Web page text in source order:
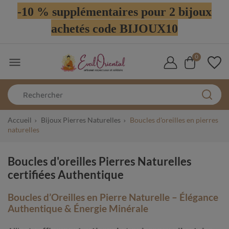
-10 % supplémentaires pour 2 bijoux
achetés code BIJOUX10
 0
Accueil Bijoux Pierres Naturelles
Boucles d'oreilles en pierres
naturelles
Boucles d'oreilles Pierres Naturelles
certifiées Authentique
Boucles d’Oreilles en Pierre Naturelle – Élégance
Authentique & Énergie Minérale